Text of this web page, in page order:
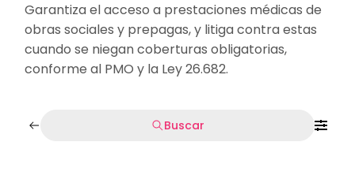
Garantiza el acceso a prestaciones médicas de
obras sociales y prepagas, y litiga contra estas
cuando se niegan coberturas obligatorias,
conforme al PMO y la Ley 26.682.
Buscar